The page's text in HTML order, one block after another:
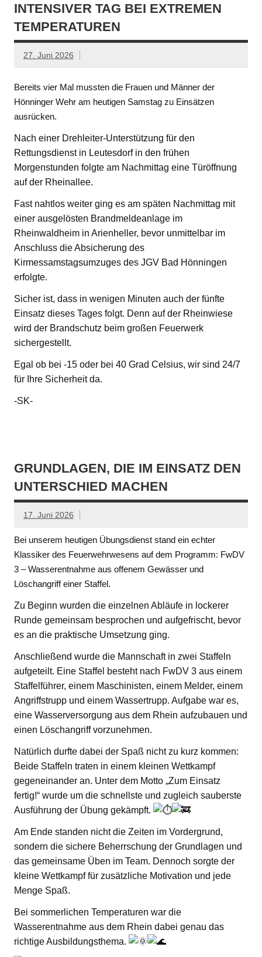
INTENSIVER TAG BEI EXTREMEN
TEMPERATUREN
27. Juni 2026
Bereits vier Mal mussten die Frauen und Männer der
Hönninger Wehr am heutigen Samstag zu Einsätzen
ausrücken.
Nach einer Drehleiter-Unterstützung für den
Rettungsdienst in Leutesdorf in den frühen
Morgenstunden folgte am Nachmittag eine Türöffnung
auf der Rheinallee.
Fast nahtlos weiter ging es am späten Nachmittag mit
einer ausgelösten Brandmeldeanlage im
Rheinwaldheim in Arienheller, bevor unmittelbar im
Anschluss die Absicherung des
Kirmessamstagsumzuges des JGV Bad Hönningen
erfolgte.
Sicher ist, dass in wenigen Minuten auch der fünfte
Einsatz dieses Tages folgt. Denn auf der Rheinwiese
wird der Brandschutz beim großen Feuerwerk
sichergestellt.
Egal ob bei -15 oder bei 40 Grad Celsius, wir sind 24/7
für Ihre Sicherheit da.
-SK-
GRUNDLAGEN, DIE IM EINSATZ DEN
UNTERSCHIED MACHEN
17. Juni 2026
Bei unserem heutigen Übungsdienst stand ein echter
Klassiker des Feuerwehrwesens auf dem Programm: FwDV
3 – Wasserentnahme aus offenem Gewässer und
Löschangriff einer Staffel.
Zu Beginn wurden die einzelnen Abläufe in lockerer
Runde gemeinsam besprochen und aufgefrischt, bevor
es an die praktische Umsetzung ging.
Anschließend wurde die Mannschaft in zwei Staffeln
aufgeteilt. Eine Staffel besteht nach FwDV 3 aus einem
Staffelführer, einem Maschinisten, einem Melder, einem
Angriffstrupp und einem Wassertrupp. Aufgabe war es,
eine Wasserversorgung aus dem Rhein aufzubauen und
einen Löschangriff vorzunehmen.
Natürlich durfte dabei der Spaß nicht zu kurz kommen:
Beide Staffeln traten in einem kleinen Wettkampf
gegeneinander an. Unter dem Motto „Zum Einsatz
fertig!“ wurde um die schnellste und zugleich sauberste
Ausführung der Übung gekämpft.
Am Ende standen nicht die Zeiten im Vordergrund,
sondern die sichere Beherrschung der Grundlagen und
das gemeinsame Üben im Team. Dennoch sorgte der
kleine Wettkampf für zusätzliche Motivation und jede
Menge Spaß.
Bei sommerlichen Temperaturen war die
Wasserentnahme aus dem Rhein dabei genau das
richtige Ausbildungsthema.